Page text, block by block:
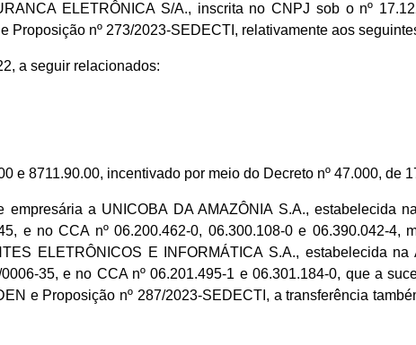
ELETRÔNICA S/A., inscrita no CNPJ sob o nº
nº 273/2023-SEDECTI, relativamente aos
a seguir relacionados:
e 8711.90.00, incentivado por meio do Decreto nº 47.000, de
a UNICOBA DA AMAZÔNIA S.A., estabelecida
e no CCA nº 06.200.462-0, 06.300.108-0 e 06.390.042-4,
ELETRÔNICOS E INFORMÁTICA S.A., estabelecida
35, e no CCA nº 06.201.495-1 e 06.301.184-0, que a
e Proposição nº 287/2023-SEDECTI, a transferência